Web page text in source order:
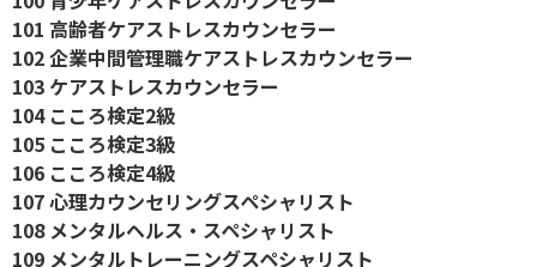
101 高齢者ケアストレスカウンセラー
102 企業中間管理職ケアストレスカウンセラー
103 ケアストレスカウンセラー
104 こころ検定2級
105 こころ検定3級
106 こころ検定4級
107 心理カウンセリングスペシャリスト
108 メンタルヘルス・スペシャリスト
109 メンタルトレーニングスペシャリスト